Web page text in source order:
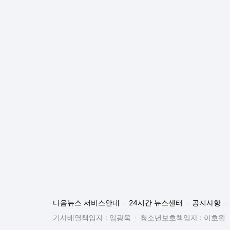
다음뉴스 서비스안내 24시간 뉴스센터 공지사항
기사배열책임자 : 임광욱
청소년보호책임자 : 이호원